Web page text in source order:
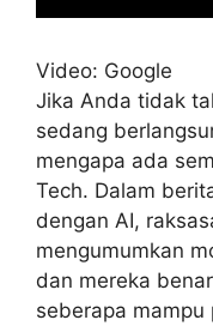
Video: Google
Jika Anda tidak
sedang
mengapa ada
Tech. Dalam
dengan AI,
mengumumkan
dan mereka
seberapa mampu